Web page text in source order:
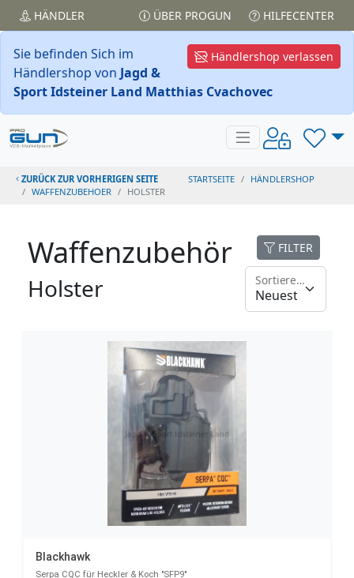
HÄNDLER ÜBER PROGUN HILFECENTER
Händlershop verlassen
Sie befinden Sich im
Händlershop von Jagd &
Sport Idsteiner Land Matthias Cvachovec
ZURÜCK ZUR VORHERIGEN SEITE STARTSEITE
HÄNDLERSHOP
WAFFENZUBEHOER
HOLSTER
Waffenzubehör
Holster
FILTER
Sortieren nach
Blackhawk
Serpa CQC für Heckler & Koch "SFP9"